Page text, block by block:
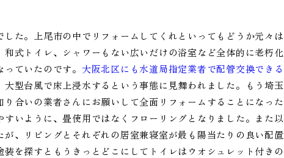
た。上尾市の中でリフォームしてくれといってもどうか元々は
式トイレ、シャワーもない広いだけの浴室など全体的に老朽化
ていたのです。 大阪北区にも水道局指定業者で配管交換できる
型台風で床上浸水するという事態に見舞われました。もう埼玉
合いの業者さんにお願いして全面リフォームすることになった
いように、畳使用ではなくフローリングとなりました。また以
、リビングとそれぞれの居室兼寝室が最も陽当たりの良い配置
を探すともうきっとどこにしてトイレはウオシュレット付きの